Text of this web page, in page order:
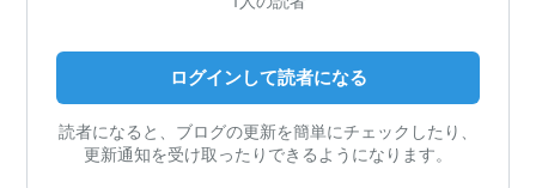
ログインして読者になる
読者になると、ブログの更新を簡単にチェックしたり、
更新通知を受け取ったりできるようになります。